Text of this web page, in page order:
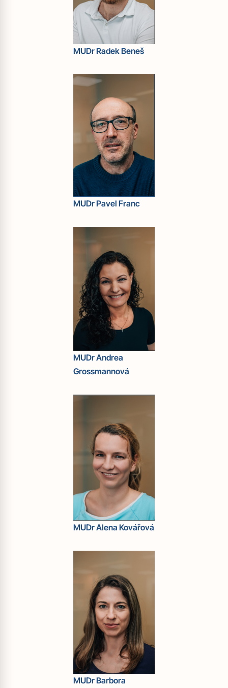
MUDr Radek Beneš
MUDr Pavel Franc
MUDr Andrea
Grossmannová
MUDr Alena Kovářová
MUDr Barbora